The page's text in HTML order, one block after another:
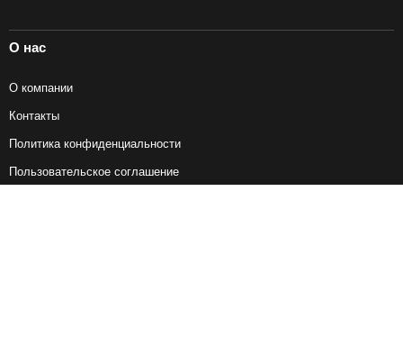
О нас
О компании
Контакты
Политика конфиденциальности
Пользовательское соглашение